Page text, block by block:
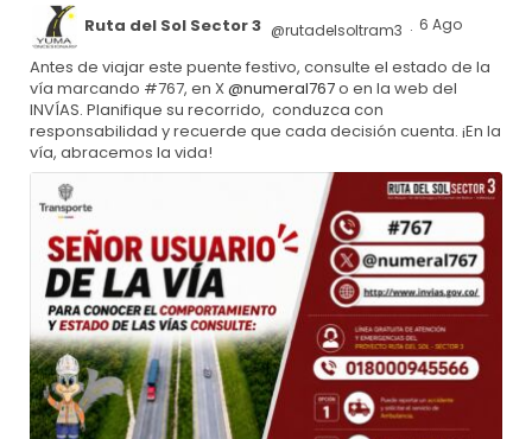
Ruta del Sol Sector 3 @rutadelsoltram3 · 6 Ago
Antes de viajar este puente festivo, consulte el estado de la
vía marcando #767, en X@numeral767o en la web del
INVÍAS. Planifique su recorrido, conduzca con
responsabilidad y recuerde que cada decisión cuenta. ¡En la
vía, abracemos la vida!